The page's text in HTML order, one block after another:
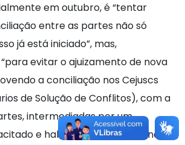
em outubro, é “tentar
entre as partes não só
já está iniciado”, mas,
evitar o ajuizamento de nova
a conciliação nos Cejuscs
de Solução de Conflitos), com a
intermediadas por um
e habilitado para atuar na